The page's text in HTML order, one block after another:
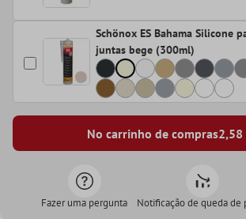
Schönox ES Bahama Silicone
juntas bege (300ml)
No carrinho de compras2,58
Fazer uma pergunta Notificação de queda de